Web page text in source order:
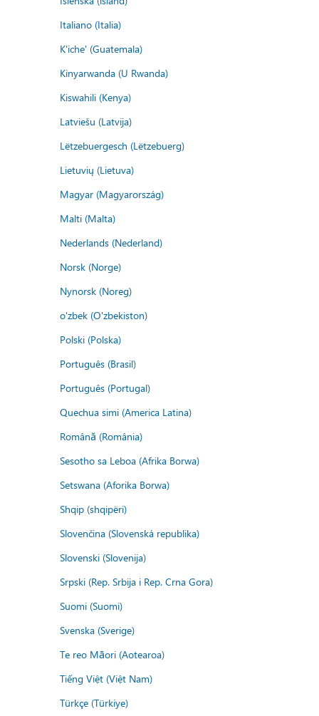
Italiano (Italia)
K'iche' (Guatemala)
Kinyarwanda (U Rwanda)
Kiswahili (Kenya)
Latviešu (Latvija)
Lëtzebuergesch (Lëtzebuerg)
Lietuvių (Lietuva)
Magyar (Magyarország)
Malti (Malta)
Nederlands (Nederland)
Norsk (Norge)
Nynorsk (Noreg)
o'zbek (O'zbekiston)
Polski (Polska)
Português (Brasil)
Português (Portugal)
Quechua simi (America Latina)
Română (România)
Sesotho sa Leboa (Afrika Borwa)
Setswana (Aforika Borwa)
Shqip (shqipëri)
Slovenčina (Slovenská republika)
Slovenski (Slovenija)
Srpski (Rep. Srbija i Rep. Crna Gora)
Suomi (Suomi)
Svenska (Sverige)
Te reo Māori (Aotearoa)
Tiếng Việt (Việt Nam)
Türkçe (Türkiye)